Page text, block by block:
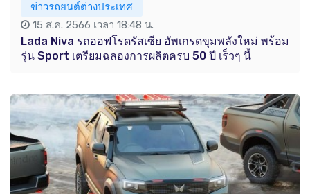
ข่าวรถยนต์ต่างประเทศ
15 ส.ค. 2566 เวลา 18:48 น.
Lada Niva รถออฟโรดรัสเซีย อัพเกรดขุมพลังใหม่ พร้อม
รุ่น Sport เตรียมฉลองการผลิตครบ 50 ปี เร็วๆ นี้